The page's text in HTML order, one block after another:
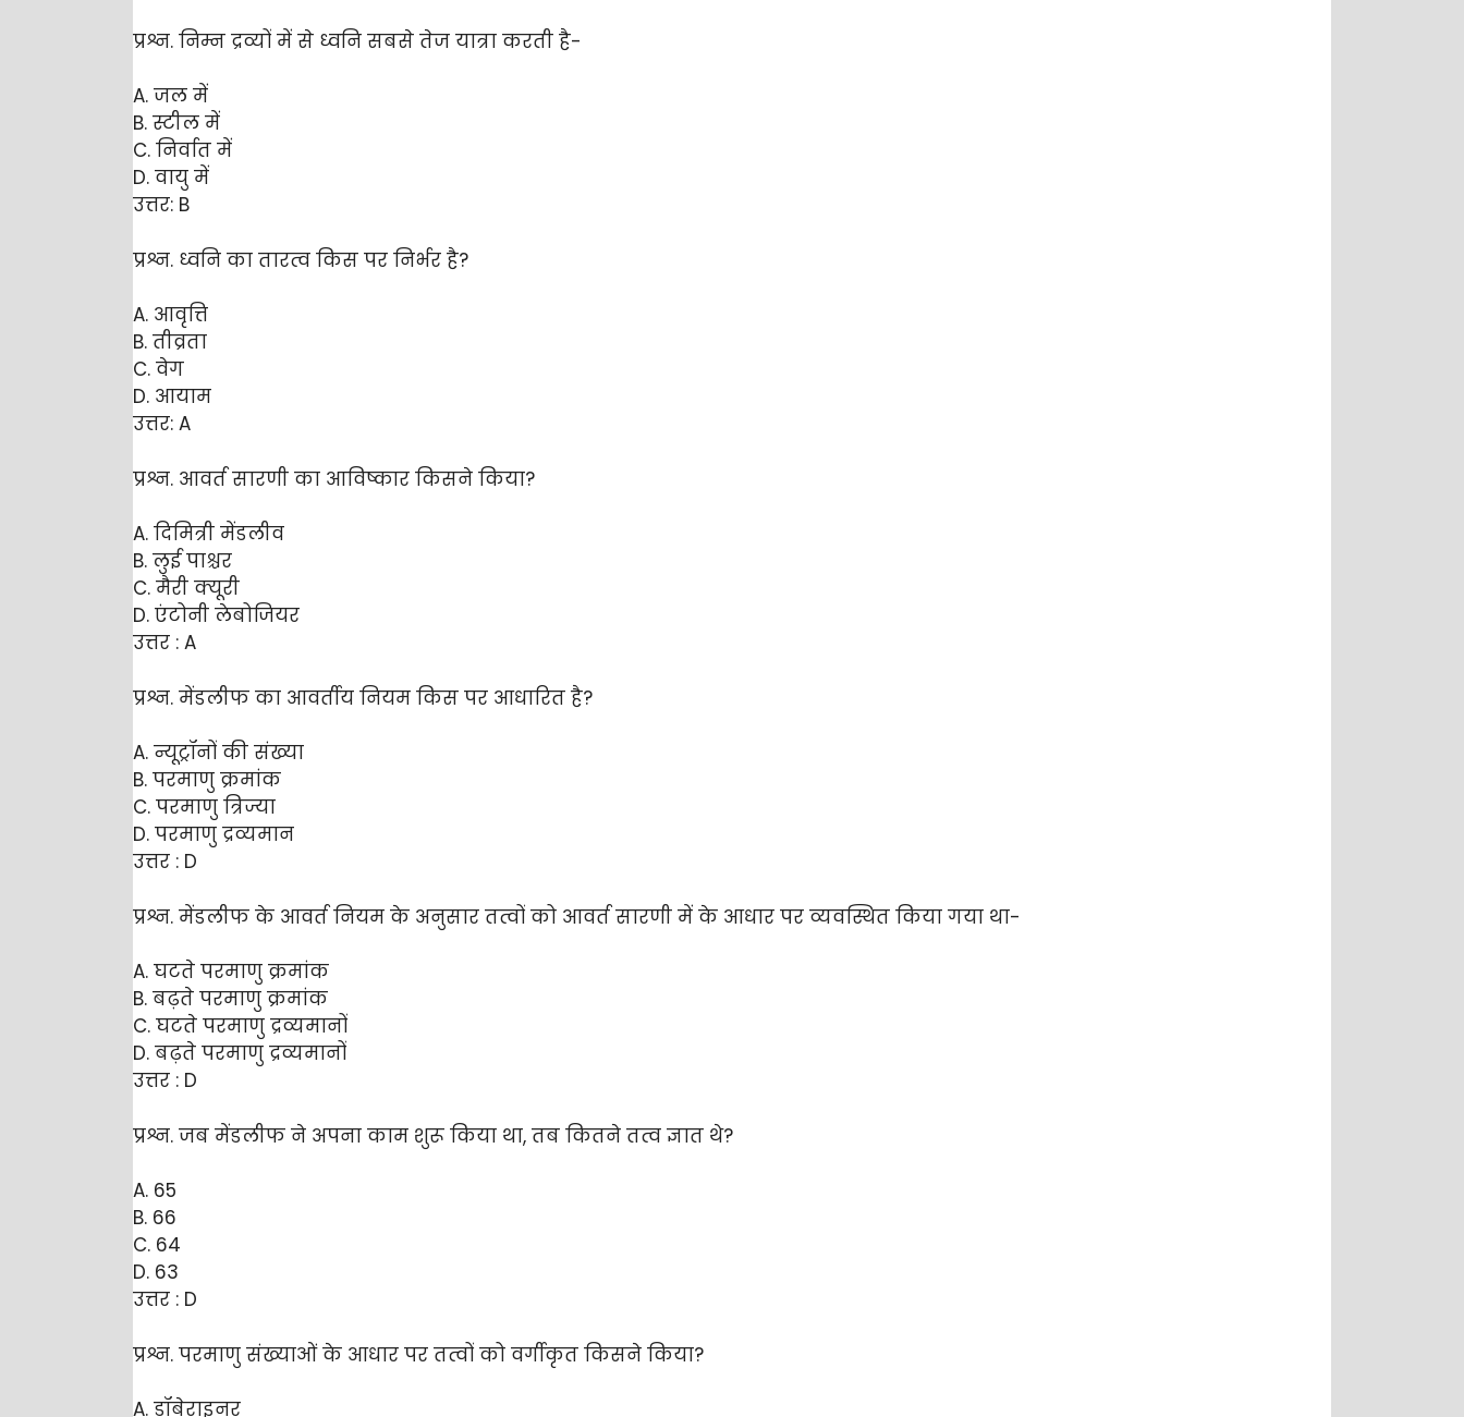
प्रश्न. निम्न द्रव्यों में से ध्वनि सबसे तेज यात्रा करती है-
A. जल में
B. स्टील में
C. निर्वात में
D. वायु में
उत्तर: B
प्रश्न. ध्वनि का तारत्व किस पर निर्भर है?
A. आवृत्ति
B. तीव्रता
C. वेग
D. आयाम
उत्तर: A
प्रश्न. आवर्त सारणी का आविष्कार किसने किया?
A. दिमित्री मेंडलीव
B. लुई पाश्चर
C. मैरी क्यूरी
D. एंटोनी लेबोजियर
उत्तर : A
प्रश्न. मेंडलीफ का आवर्तीय नियम किस पर आधारित है?
A. न्यूट्रॉनों की संख्या
B. परमाणु क्रमांक
C. परमाणु त्रिज्या
D. परमाणु द्रव्यमान
उत्तर : D
प्रश्न. मेंडलीफ के आवर्त नियम के अनुसार तत्वों को आवर्त सारणी में के आधार पर व्यवस्थित किया गया था-
A. घटते परमाणु क्रमांक
B. बढ़ते परमाणु क्रमांक
C. घटते परमाणु द्रव्यमानों
D. बढ़ते परमाणु द्रव्यमानों
उत्तर : D
प्रश्न. जब मेंडलीफ ने अपना काम शुरू किया था, तब कितने तत्व ज्ञात थे?
A. 65
B. 66
C. 64
D. 63
उत्तर : D
प्रश्न. परमाणु संख्याओं के आधार पर तत्वों को वर्गीकृत किसने किया?
A. डॉबेराइनर